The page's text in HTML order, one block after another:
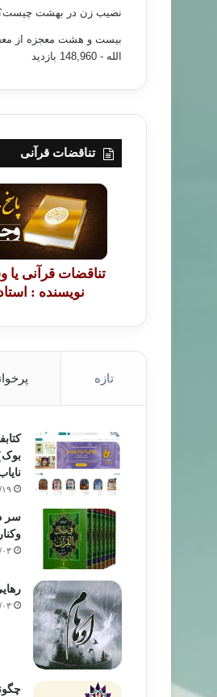
نصیب زن در بهشت
بیست و هشت معجزه از
الله - 148,960 بازدید
تناقضات قرآنی
تناقضات قرآنی
نویسنده :
تازه
سر